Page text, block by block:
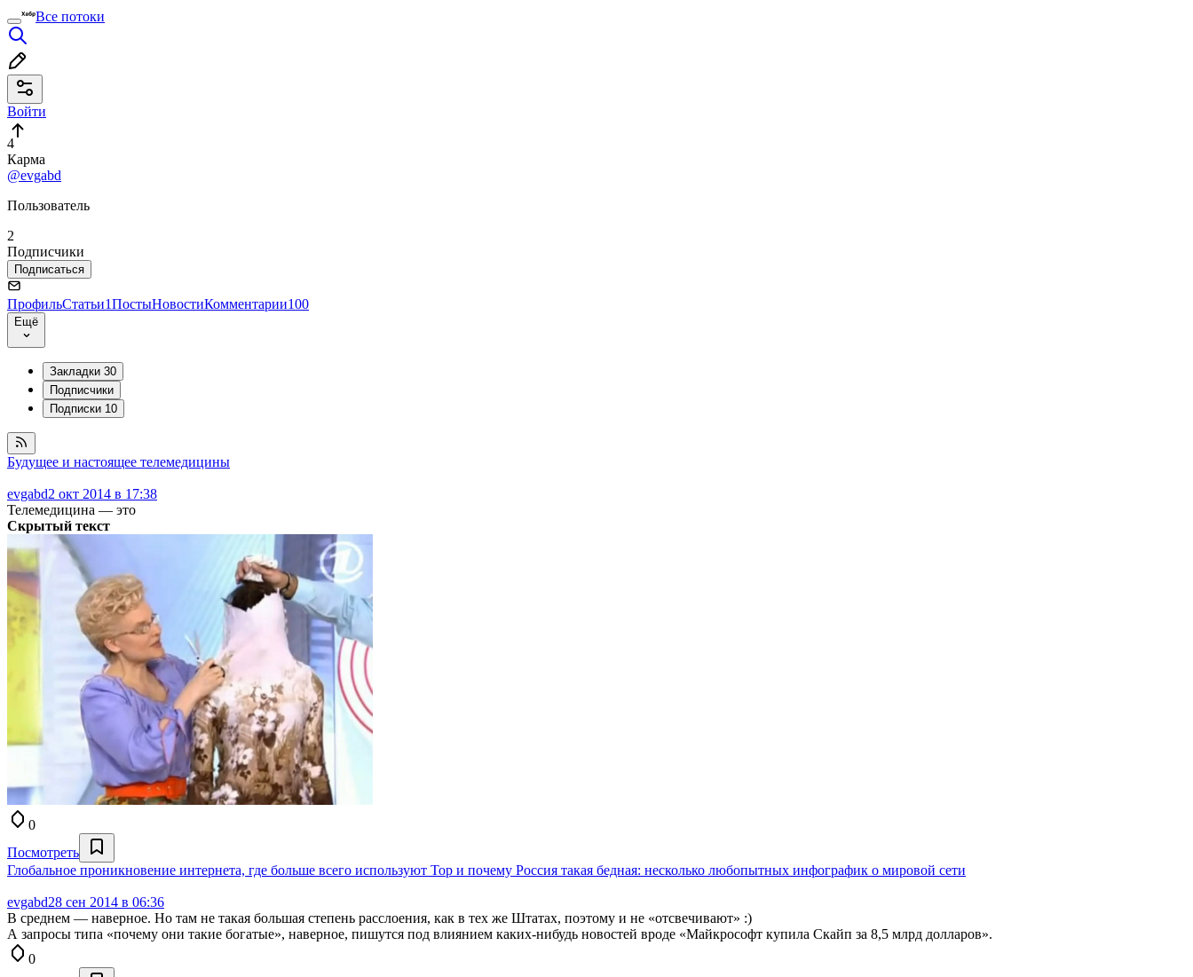
Все потоки
Войти
4
Карма
@evgabd
Пользователь
2
Подписчики
Подписаться
ПрофильСтатьи1ПостыНовостиКомментарии100
Ещё
Закладки 30
Подписчики
Подписки 10
Будущее и настоящее телемедицины
evgabd2 окт 2014 в 17:38
Телемедицина — это
Скрытый текст
0
Посмотреть
Глобальное проникновение интернета, где больше всего используют Тор и почему Россия такая бедная: несколько любопытных инфографик о мировой сети
evgabd28 сен 2014 в 06:36
В среднем — наверное. Но там не такая большая степень расслоения, как в тех же Штатах, поэтому и не «отсвечивают» :)
А запросы типа «почему они такие богатые», наверное, пишутся под влиянием каких-нибудь новостей вроде «Майкрософт купила Скайп за 8,5 млрд долларов».
0